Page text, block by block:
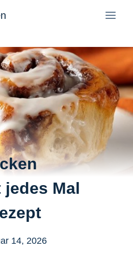
Mal
14, 2026